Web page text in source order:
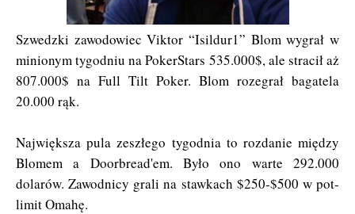
Szwedzki zawodowiec Viktor “Isildur1” Blom wygrał w
minionym tygodniu na PokerStars 535.000$, ale stracił aż
807.000$ na Full Tilt Poker. Blom rozegrał bagatela
20.000 rąk.
Największa pula zeszłego tygodnia to rozdanie między
Blomem a Doorbread'em. Było ono warte 292.000
dolarów. Zawodnicy grali na stawkach $250-$500 w pot-
limit Omahę.